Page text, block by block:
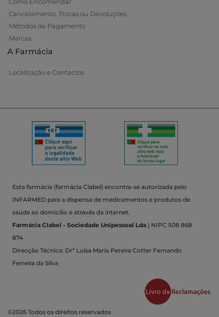
Cancelamento, Trocas ou Devoluções
Métodos de Pagamento
Marcas
A Farmácia
Localização e Contactos
Esta farmácia (farmácia Clabel) encontra-se autorizada pelo
INFARMED para a dispensa de medicamentos e produtos de
saúde ao domicílio e através da internet.
Farmácia Clabel - Sociedade Unipessoal Lda | NIPC 508 868
874
Direcção Técnica: Drª Luísa Maria Pereira Cotter Fernando
Ferreira da Silva
©2026 Todos os direitos reservados